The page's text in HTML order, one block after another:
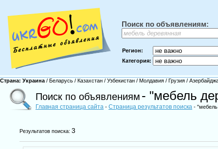
Поиск по объявлениям:
Регион:
Категория:
Страна: Украина / Беларусь / Казахстан / Узбекистан / Молдавия / Грузия /
Поиск по объявлениям - "мебель
Главная страница сайта - Страница результатов поиска -
Результатов поиска: 3